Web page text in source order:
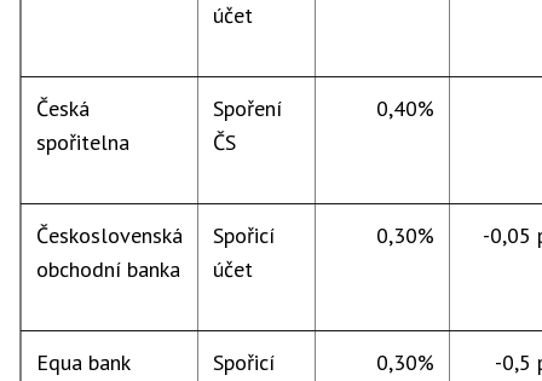
účet
Česká
spořitelna
Spoření
ČS
0,40%
Československá
obchodní banka
Spořicí
účet
0,30% -0,05
Equa bank
Spořicí
0,30% -0,5